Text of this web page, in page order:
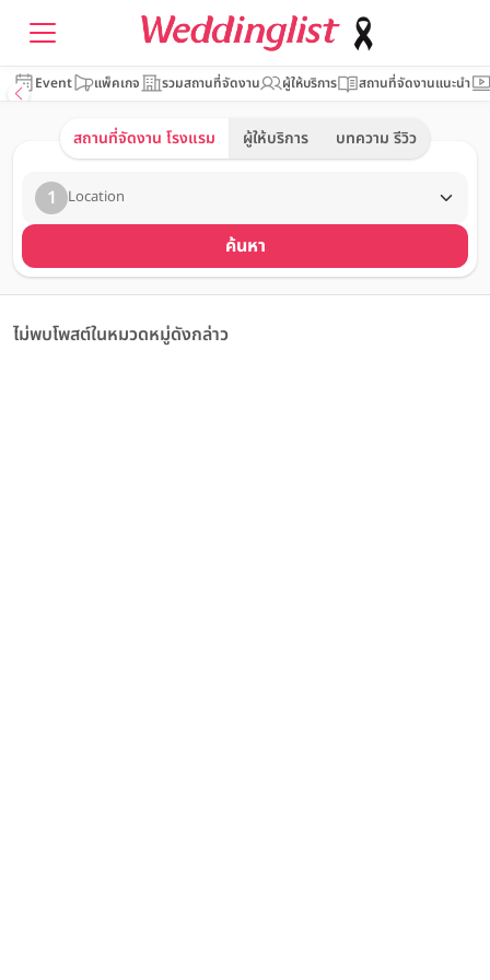
Event แพ็คเกจ รวมสถานที่จัดงาน ผู้ให้บริการ สถานที่จัดงานแนะนำ
สถานที่จัดงาน โรงแรม ผู้ให้บริการ บทความ รีวิว
1 Location
ค้นหา
ไม่พบโพสต์ในหมวดหมู่ดังกล่าว